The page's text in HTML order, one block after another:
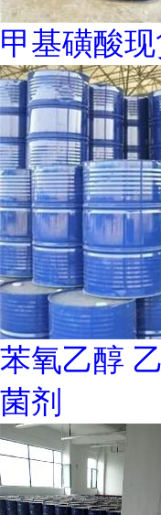
甲基磺酸
苯氧乙醇
菌剂